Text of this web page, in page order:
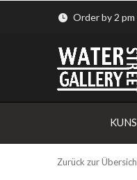
Order by 2
Zurück zur